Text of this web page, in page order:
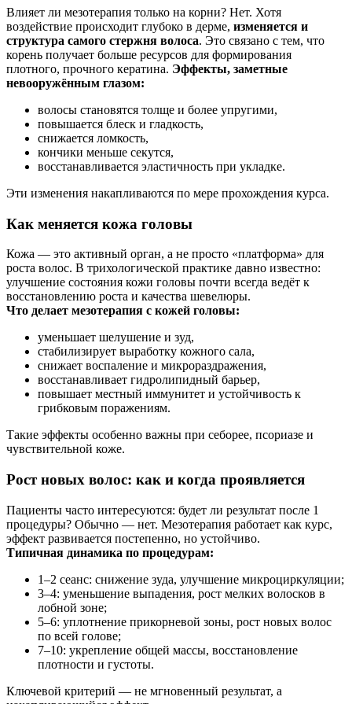
Влияет ли мезотерапия только на корни? Нет. Хотя
воздействие происходит глубоко в дерме, изменяется и
структура самого стержня волоса. Это связано с тем, что
корень получает больше ресурсов для формирования
плотного, прочного кератина. Эффекты, заметные
невооружённым глазом:
волосы становятся толще и более упругими,
повышается блеск и гладкость,
снижается ломкость,
кончики меньше секутся,
восстанавливается эластичность при укладке.
Эти изменения накапливаются по мере прохождения курса.
Как меняется кожа головы
Кожа — это активный орган, а не просто «платформа» для
роста волос. В трихологической практике давно известно:
улучшение состояния кожи головы почти всегда ведёт к
восстановлению роста и качества шевелюры.
Что делает мезотерапия с кожей головы:
уменьшает шелушение и зуд,
стабилизирует выработку кожного сала,
снижает воспаление и микрораздражения,
восстанавливает гидролипидный барьер,
повышает местный иммунитет и устойчивость к
грибковым поражениям.
Такие эффекты особенно важны при себорее, псориазе и
чувствительной коже.
Рост новых волос: как и когда проявляется
Пациенты часто интересуются: будет ли результат после 1
процедуры? Обычно — нет. Мезотерапия работает как курс,
эффект развивается постепенно, но устойчиво.
Типичная динамика по процедурам:
1–2 сеанс: снижение зуда, улучшение микроциркуляции;
3–4: уменьшение выпадения, рост мелких волосков в
лобной зоне;
5–6: уплотнение прикорневой зоны, рост новых волос
по всей голове;
7–10: укрепление общей массы, восстановление
плотности и густоты.
Ключевой критерий — не мгновенный результат, а